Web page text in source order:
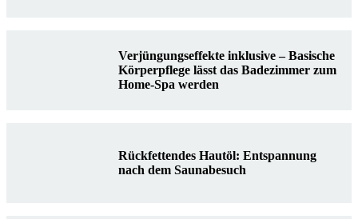
Verjüngungseffekte inklusive – Basische
Körperpflege lässt das Badezimmer zum
Home-Spa werden
Rückfettendes Hautöl: Entspannung
nach dem Saunabesuch